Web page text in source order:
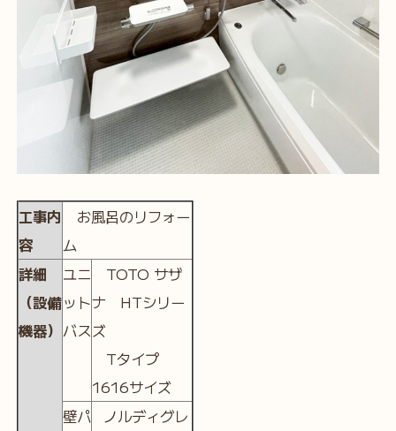
工事内
容
お風呂のリフォー
ム
詳細
（設備
機器）
ユニ
ット
バス
TOTO サザ
ナ HTシリー
ズ
Tタイプ
1616サイズ
壁パ
ノルディグレ